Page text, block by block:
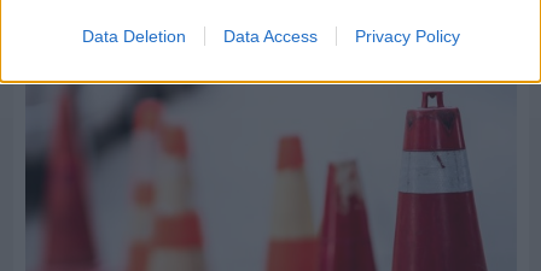
Data Deletion Data Access Privacy Policy